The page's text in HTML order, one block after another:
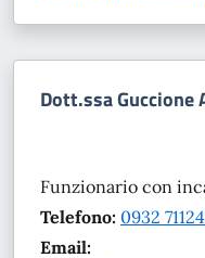
Dott.ssa Guccione
Funzionario con
Telefono: 0932
Email: